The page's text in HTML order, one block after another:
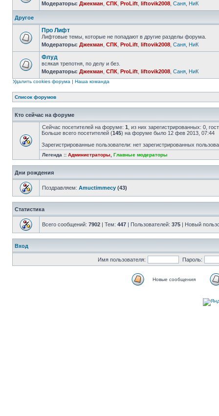
Модераторы: Джекман СПК ProLift liftovik2008 Саня НиК
Другое
Про Лифт
Лифтовые темы, которые не попадают в другие разделы форума.
Модераторы: Джекман СПК ProLift liftovik2008 Саня НиК
Флуд
всякая трепотня, по делу и без.
Модераторы: Джекман СПК ProLift liftovik2008 Саня НиК
Удалить cookies форума | Наша команда
Список форумов
Кто сейчас на форуме
Сейчас посетителей на форуме: 1 , из них зарегистрированных: 0,
Больше всего посетителей (145) на форуме было 12 фев 2013, 07:44
Зарегистрированные пользователи: нет зарегистрированных
Легенда :: Администраторы Главные модераторы
Дни рождения
Поздравляем: Amuctimmecy (43)
Статистика
Всего сообщений: 7902 | Тем: 447 | Пользователей: 375 | Новый
Вход
Имя пользователя: Пароль:
Новые сообщения